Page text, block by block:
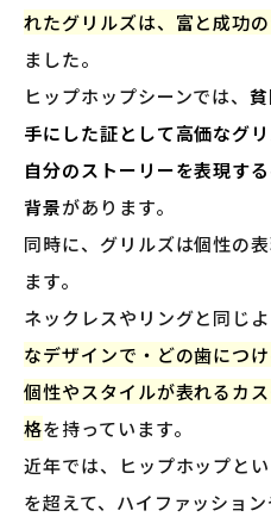
れたグリルズは、富と成功
ました。
ヒップホップシーンでは、
手にした証として高価なグ
自分のストーリーを表現す
背景があります。
同時に、グリルズは個性の
ます。
ネックレスやリングと同じよ
なデザインで・どの歯につ
個性やスタイルが表れるカ
格を持っています。
近年では、ヒップホップと
を超えて、ハイファッショ